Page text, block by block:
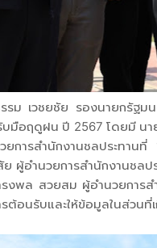
ม เวชยชัย รองนายกรัฐ
มือฤดูฝน ปี 2567 โดยมี น
ยการสำนักงานชลประท
ย ผู้อํานวยการสํานักงานช
งพล สวยสม ผู้อำนวยการ
ต้อนรับและให้ข้อมูลในส่วน